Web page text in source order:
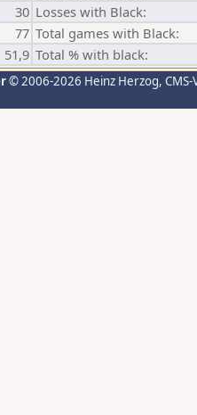
30 Losses with Black:
77 Total games with Black:
51,9 Total % with black:
© 2006-2026 Heinz Herzog,